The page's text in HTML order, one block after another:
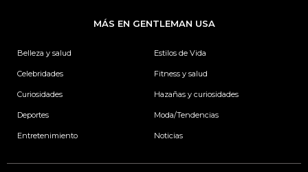
b
o
a
g
e
d
n
t
e
MÁS EN GENTLEMAN USA
Belleza y salud
Celebridades
Curiosidades
Deportes
Entretenimiento
Estilos de Vida
Fitness y salud
Hazañas y curiosidades
Moda/Tendencias
Noticias